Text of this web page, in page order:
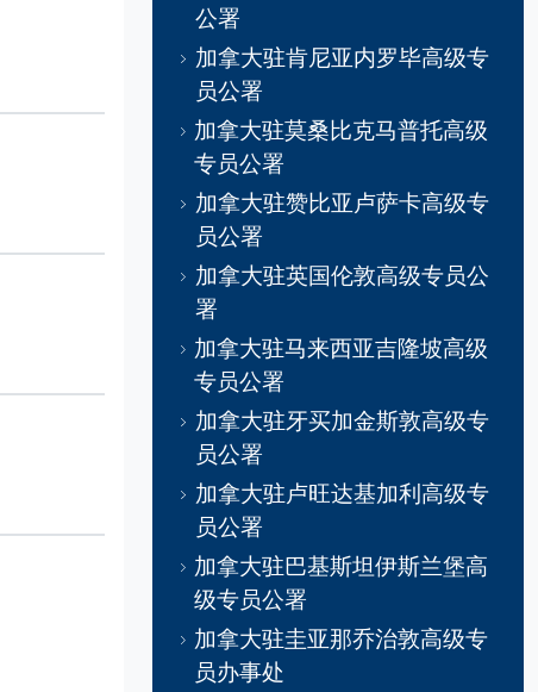
公署
加拿大驻肯尼亚内罗毕高级专
员公署
加拿大驻莫桑比克马普托高级
专员公署
加拿大驻赞比亚卢萨卡高级专
员公署
加拿大驻英国伦敦高级专员公
署
加拿大驻马来西亚吉隆坡高级
专员公署
加拿大驻牙买加金斯敦高级专
员公署
加拿大驻卢旺达基加利高级专
员公署
加拿大驻巴基斯坦伊斯兰堡高
级专员公署
加拿大驻圭亚那乔治敦高级专
员办事处